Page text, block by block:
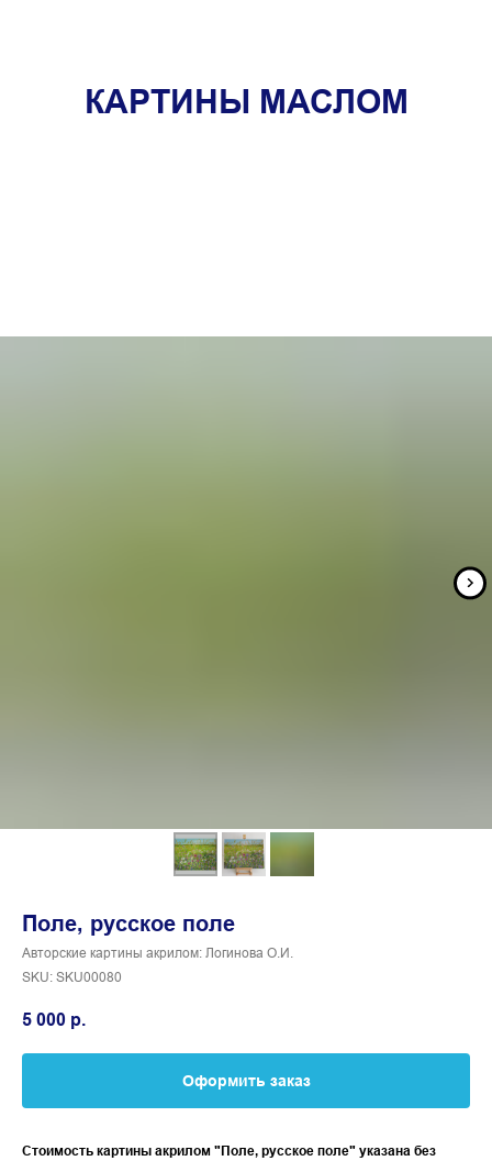
КАРТИНЫ МАСЛОМ
Поле, русское поле
Авторские картины акрилом: Логинова О.И.
SKU: SKU00080
5 000 р.
Оформить заказ
Стоимость картины акрилом "Поле, русское поле" указана без